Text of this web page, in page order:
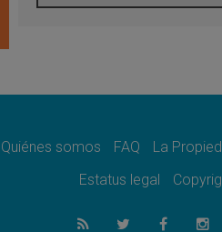
Líbano: Reanudan
paz
Sturla: La visita de
06.08.2026
Quiénes somos FAQ La
Estatus legal